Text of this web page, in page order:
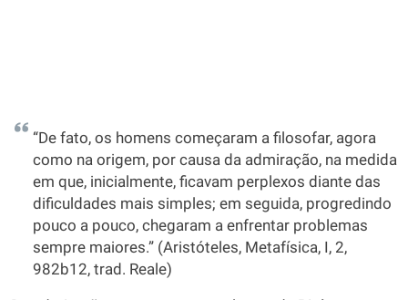
“De fato, os homens começaram a filosofar, agora
como na origem, por causa da admiração, na medida
em que, inicialmente, ficavam perplexos diante das
dificuldades mais simples; em seguida, progredindo
pouco a pouco, chegaram a enfrentar problemas
sempre maiores.” (Aristóteles, Metafísica, I, 2,
982b12, trad. Reale)